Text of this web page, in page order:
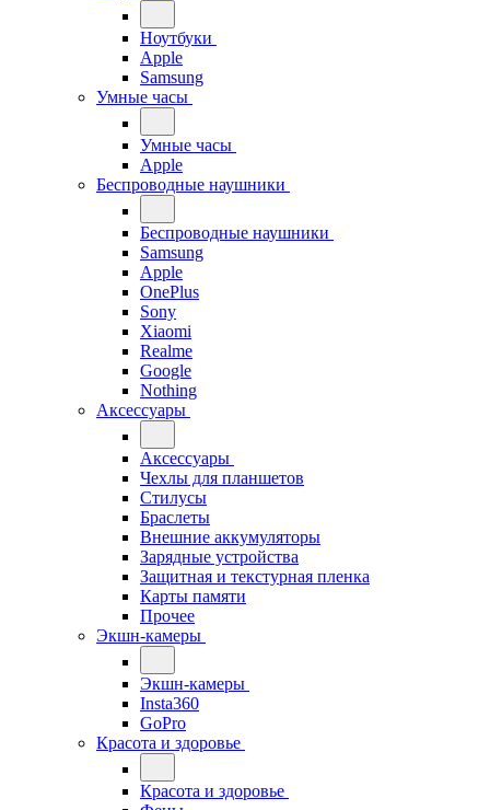
Ноутбуки
Apple
Samsung
Умные часы
Умные часы
Apple
Беспроводные наушники
Беспроводные наушники
Samsung
Apple
OnePlus
Sony
Xiaomi
Realme
Google
Nothing
Аксессуары
Аксессуары
Чехлы для планшетов
Стилусы
Браслеты
Внешние аккумуляторы
Зарядные устройства
Защитная и текстурная пленка
Карты памяти
Прочее
Экшн-камеры
Экшн-камеры
Insta360
GoPro
Красота и здоровье
Красота и здоровье